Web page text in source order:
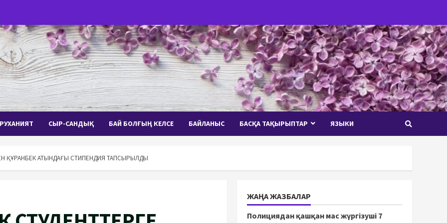
РУХАНИЯТ СЫР-САНДЫҚ БАЙ БОЛҒЫҢ КЕЛСЕ БАЙЛАНЫС БАСҚА ТАҚЫРЫПТАР ЯЗЫКИ
ҚҰРАНБЕК АТЫНДАҒЫ СТИПЕНДИЯ ТАПСЫРЫЛДЫ
ЖАҢА ЖАЗБАЛАР
Полициядан қашқан мас жүргізуші 7